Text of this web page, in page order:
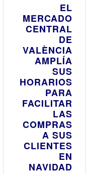
EL
MERCADO
CENTRAL
DE
VALÈNCIA
AMPLÍA
SUS
HORARIOS
PARA
FACILITAR
LAS
COMPRAS
A SUS
CLIENTES
EN
NAVIDAD